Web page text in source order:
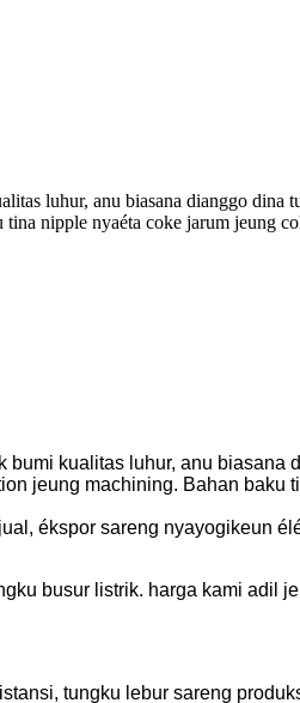
luhur, anu biasana dianggo
nipple nyaéta coke jarum jeung
kualitas luhur, anu
jeung machining. Bahan
ékspor sareng nyayogikeun
busur listrik. harga kami adil
tungku lebur sareng